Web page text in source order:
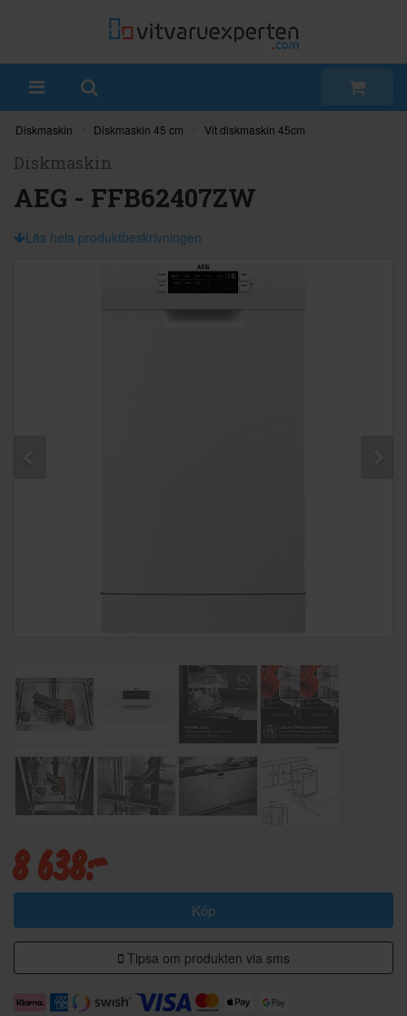
Diskmaskin Diskmaskin 45 cm Vit diskmaskin 45cm
Diskmaskin
AEG - FFB62407ZW
Läs hela produktbeskrivningen
8 638:-
Köp
Tipsa om produkten via sms